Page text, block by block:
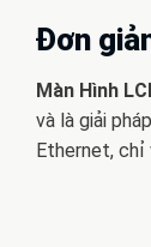
Đơn
Màn Hình
và là giải
Ethernet, chỉ